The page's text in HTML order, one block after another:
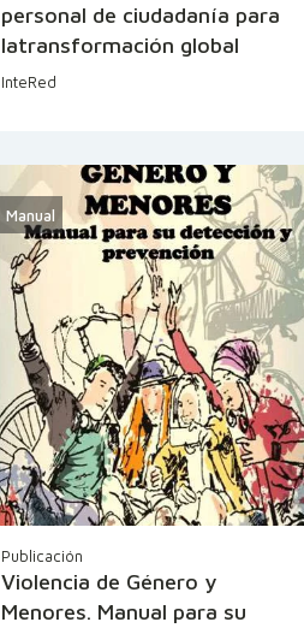
personal de ciudadanía para
latransformación global
InteRed
Manual
Publicación
Violencia de Género y
Menores. Manual para su